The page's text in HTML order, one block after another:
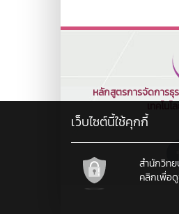
หลักสูตรการจัดการธุ
เว็บไซต์นี้ใช้คุกกี้
สำนักวิทย
คลิกเพื่อ